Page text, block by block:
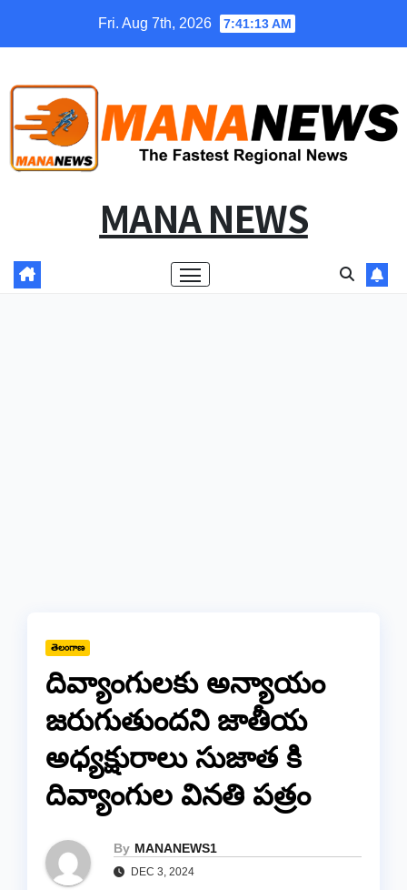
Fri. Aug 7th, 2026 7:41:14 AM
MANA NEWS
తెలంగాణ
దివ్యాంగులకు అన్యాయం
జరుగుతుందని జాతీయ
అధ్యక్షురాలు సుజాత కి
దివ్యాంగుల వినతి పత్రం
By MANANEWS1
DEC 3, 2024